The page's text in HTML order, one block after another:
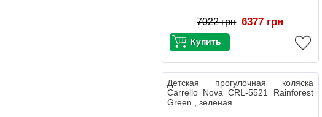
7022 грн 6377 грн
Детская прогулочная коляска
Carrello Nova CRL-5521 Rainforest
Green , зеленая